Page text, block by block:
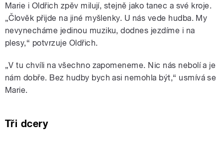
Marie i Oldřich zpěv milují, stejně jako tanec a své kroje.
„Člověk přijde na jiné myšlenky. U nás vede hudba. My
nevynecháme jedinou muziku, dodnes jezdíme i na
plesy,“ potvrzuje Oldřich.
„V tu chvíli na všechno zapomeneme. Nic nás nebolí a je
nám dobře. Bez hudby bych asi nemohla být,“ usmívá se
Marie.
Tři dcery